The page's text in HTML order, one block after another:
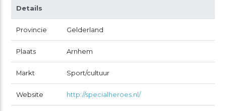
Details
Provincie Gelderland
Plaats Arnhem
Markt Sport/cultuur
Website http://specialheroes.nl/